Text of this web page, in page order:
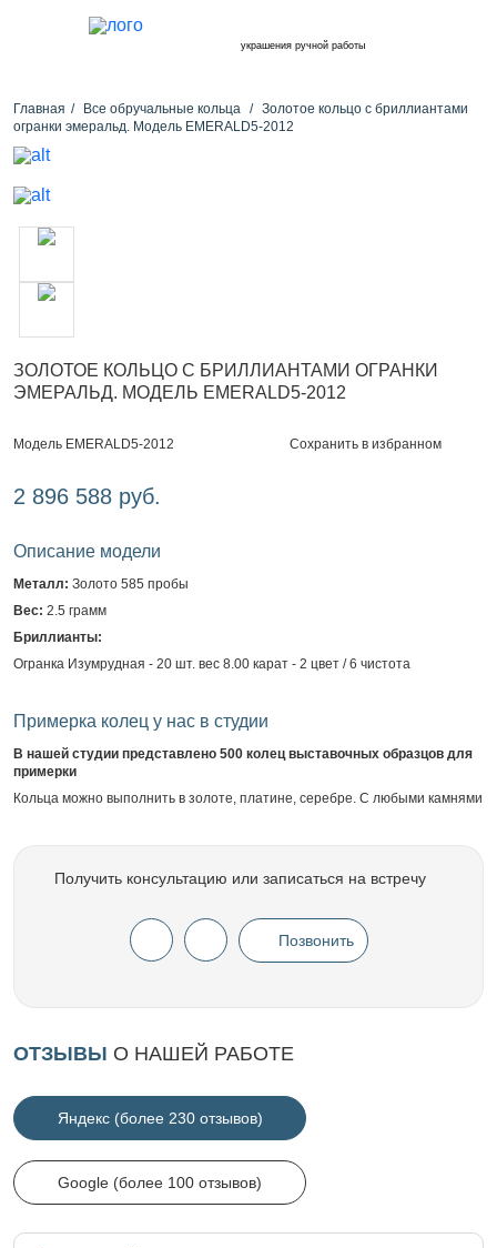
украшения ручной работы
Главная Все обручальные кольца
Золотое кольцо с бриллиантами
огранки эмеральд. Модель EMERALD5-2012
ЗОЛОТОЕ КОЛЬЦО С БРИЛЛИАНТАМИ ОГРАНКИ
ЭМЕРАЛЬД. МОДЕЛЬ EMERALD5-2012
Модель EMERALD5-2012 Сохранить в избранном
2 896 588 руб.
Описание модели
Металл: Золото 585 пробы
Вес: 2.5 грамм
Бриллианты:
Огранка Изумрудная - 20 шт. вес 8.00 карат - 2 цвет / 6 чистота
Примерка колец у нас в студии
В нашей студии представлено 500 колец выставочных образцов для
примерки
Кольца можно выполнить в золоте, платине, серебре. С любыми камнями
Получить консультацию или записаться на встречу
Позвонить
ОТЗЫВЫ О НАШЕЙ РАБОТЕ
Яндекс (более 230 отзывов)
Google (более 100 отзывов)